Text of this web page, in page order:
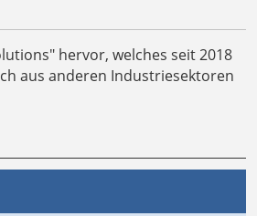
hervor, welches seit 2018
aus anderen Industriesektoren